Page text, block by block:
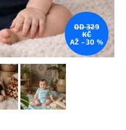
OD 329
KČ
AŽ –30 %